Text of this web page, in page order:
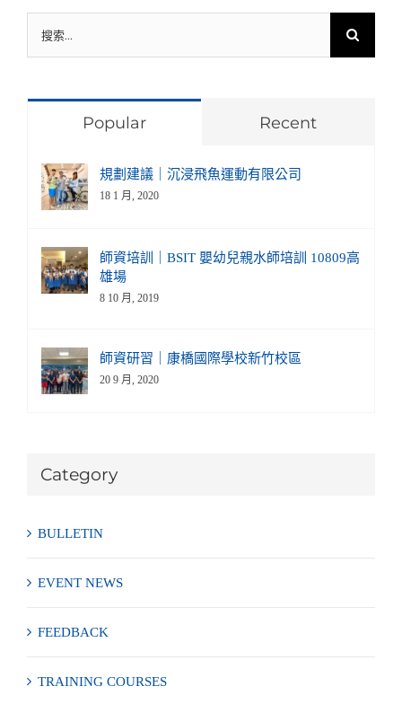
索
Popular Recent
規劃建議｜沉浸飛魚運動有限公司
18 1 月, 2020
師資培訓｜BSIT 嬰幼兒親水師培訓 10809高
雄場
8 10 月, 2019
師資研習｜康橋國際學校新竹校區
20 9 月, 2020
Category
BULLETIN
EVENT NEWS
FEEDBACK
TRAINING COURSES